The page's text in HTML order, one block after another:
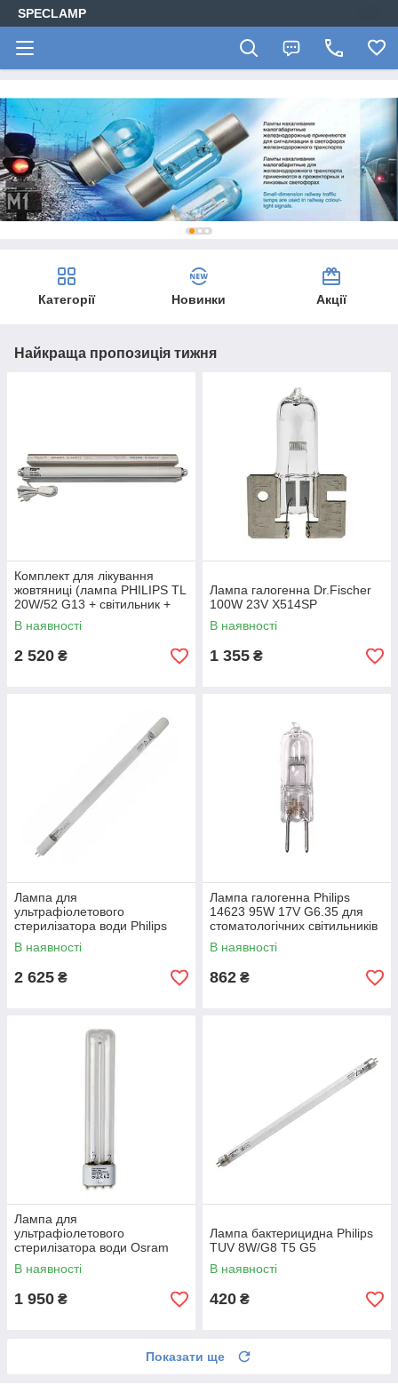
SPECLAMP
Категорії Новинки Акції
Найкраща пропозиція тижня
Комплект для лікування
жовтяниці (лампа PHILIPS TL
20W/52 G13 + світильник +
шнур з вимикачем і вилкою)
В наявності
2 520 ₴
Лампа галогенна Dr.Fischer
100W 23V X514SP
В наявності
1 355 ₴
Лампа для
ультрафіолетового
стерилізатора води Philips
TUV 36 T5 HO 4P-SE UNP/32
75W
В наявності
2 625 ₴
Лампа галогенна Philips
14623 95W 17V G6.35 для
стоматологічних світильників
В наявності
862 ₴
Лампа для
ультрафіолетового
стерилізатора води Osram
HNS L 55W 2G11
В наявності
1 950 ₴
Лампа бактерицидна Philips
TUV 8W/G8 T5 G5
В наявності
420 ₴
Показати ще